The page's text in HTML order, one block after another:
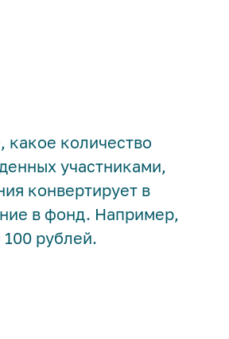
какое количество
участниками,
конвертирует в
в фонд. Например,
рублей.